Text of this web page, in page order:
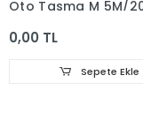
Oto Tasma M 5M/
0,00 TL
Sepete Ekle